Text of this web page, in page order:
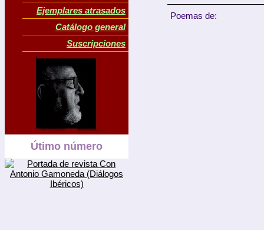
Ejemplares atrasados
Catálogo general
Suscripciones
Útimo número
Poemas de: